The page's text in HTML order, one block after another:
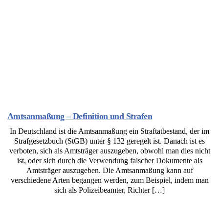
Amtsanmaßung – Definition und Strafen
In Deutschland ist die Amtsanmaßung ein Straftatbestand, der im
Strafgesetzbuch (StGB) unter § 132 geregelt ist. Danach ist es
verboten, sich als Amtsträger auszugeben, obwohl man dies nicht
ist, oder sich durch die Verwendung falscher Dokumente als
Amtsträger auszugeben. Die Amtsanmaßung kann auf
verschiedene Arten begangen werden, zum Beispiel, indem man
sich als Polizeibeamter, Richter […]